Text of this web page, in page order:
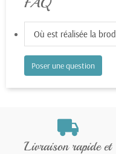
Où est réalisée la
Poser une question
Livraison rapide et